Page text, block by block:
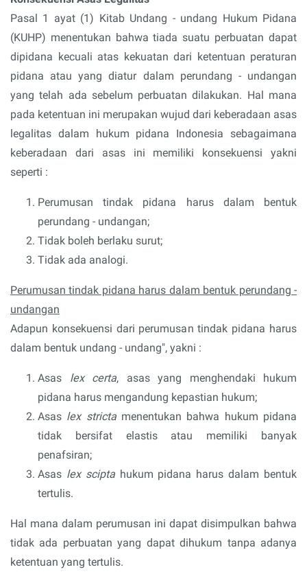
Pasal 1 ayat (1) Kitab Undang - undang Hukum Pidana
(KUHP) menentukan bahwa tiada suatu perbuatan dapat
dipidana kecuali atas kekuatan dari ketentuan peraturan
pidana atau yang diatur dalam perundang - undangan
yang telah ada sebelum perbuatan dilakukan. Hal mana
pada ketentuan ini merupakan wujud dari keberadaan asas
legalitas dalam hukum pidana Indonesia sebagaimana
keberadaan dari asas ini memiliki konsekuensi yakni
seperti :
Perumusan tindak pidana harus dalam bentuk
perundang - undangan;
Tidak boleh berlaku surut;
Tidak ada analogi.
Perumusan tindak pidana harus dalam bentuk perundang -
undangan
Adapun konsekuensi dari perumusan tindak pidana harus
dalam bentuk undang - undang", yakni :
Asas lex certa, asas yang menghendaki hukum
pidana harus mengandung kepastian hukum;
Asas lex stricta menentukan bahwa hukum pidana
tidak bersifat elastis atau memiliki banyak
penafsiran;
Asas lex scipta hukum pidana harus dalam bentuk
tertulis.
Hal mana dalam perumusan ini dapat disimpulkan bahwa
tidak ada perbuatan yang dapat dihukum tanpa adanya
ketentuan yang tertulis.